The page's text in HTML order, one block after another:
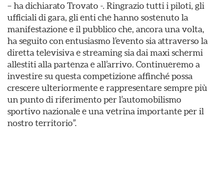
– ha dichiarato Trovato -. Ringrazio tutti i piloti, gli
ufficiali di gara, gli enti che hanno sostenuto la
manifestazione e il pubblico che, ancora una volta,
ha seguito con entusiasmo l’evento sia attraverso la
diretta televisiva e streaming sia dai maxi schermi
allestiti alla partenza e all’arrivo. Continueremo a
investire su questa competizione affinché possa
crescere ulteriormente e rappresentare sempre più
un punto di riferimento per l’automobilismo
sportivo nazionale e una vetrina importante per il
nostro territorio”.